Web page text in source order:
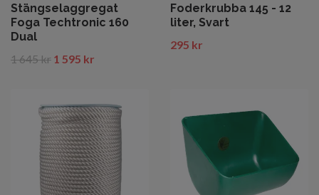
Stängselaggregat
Foga Techtronic 160
Dual
1 645 kr 1 595 kr
Foderkrubba 145 - 12
liter, Svart
295 kr